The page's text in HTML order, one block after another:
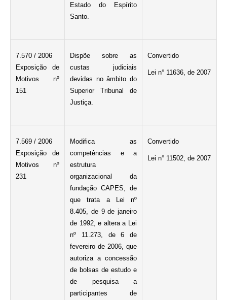
Estado do Espírito
Santo.
7.570 / 2006
Exposição de
Motivos nº
151
Dispõe sobre as
custas judiciais
devidas no âmbito do
Superior Tribunal de
Justiça.
Convertido
Lei n° 11636, de 2007
7.569 / 2006
Exposição de
Motivos nº
231
Modifica as
competências e a
estrutura
organizacional da
fundação CAPES, de
que trata a Lei nº
8.405, de 9 de janeiro
de 1992, e altera a Lei
nº 11.273, de 6 de
fevereiro de 2006, que
autoriza a concessão
de bolsas de estudo e
de pesquisa a
participantes de
Convertido
Lei n° 11502, de 2007